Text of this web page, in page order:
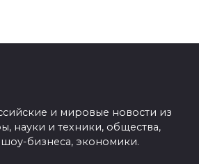
и мировые новости из
науки и техники, общества,
бизнеса, экономики.